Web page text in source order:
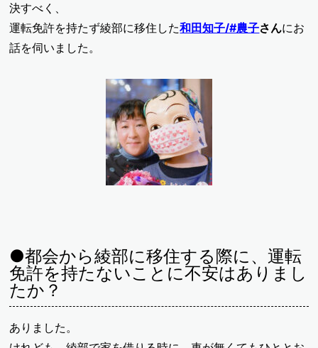
決すべく、
運転免許を持たず綾部に移住した和田知子/#農子さんにお
話を伺いました。
●都会から綾部に移住する際に、運転
免許を持たないことに不安はありまし
たか？
ありました。